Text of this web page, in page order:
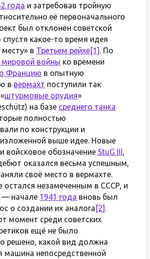
года и затребовав тройную
её первоначального
был отклонён советской
какое-то время идея
месту» в Третьем рейхе[1] . По
мировой войны ко времени
Францию в опытную
в вермахт поступили так
штурмовые орудия»
на базе среднего танка
полностью
по конструкции и
выше идее. Новые
войсковое обозначение StuG III,
оказался весьма успешным,
своё место в вермахте.
остался незамеченным в СССР, и
— начале 1941 года вновь был
о создании их аналога [2] .
момент среди советских
ещё не было
решено, какой вид должна
машина непосредственной